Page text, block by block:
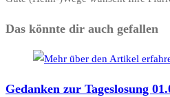
Das könnte dir auch gefallen
Gedanken zur Tageslosung